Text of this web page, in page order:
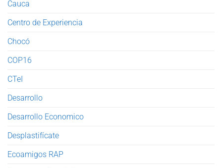
Cauca
Centro de Experiencia
Chocó
COP16
CTeI
Desarrollo
Desarrollo Economico
Desplastifícate
Ecoamigos RAP